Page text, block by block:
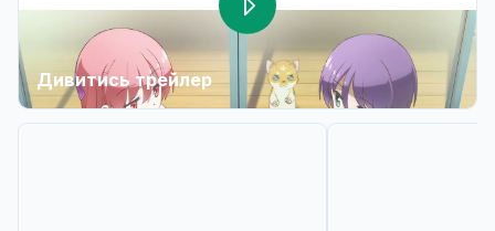
Дивитись трейлер